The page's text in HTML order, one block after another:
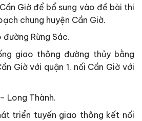
Giờ để bổ sung vào đề bài thi
chung huyện Cần Giờ.
Rừng Sác.
giao thông đường thủy bằng
Giờ với quận 1, nối Cần Giờ với
Long Thành.
triển tuyến giao thông kết nối